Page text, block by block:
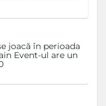
joacă în perioada
Event-ul are un